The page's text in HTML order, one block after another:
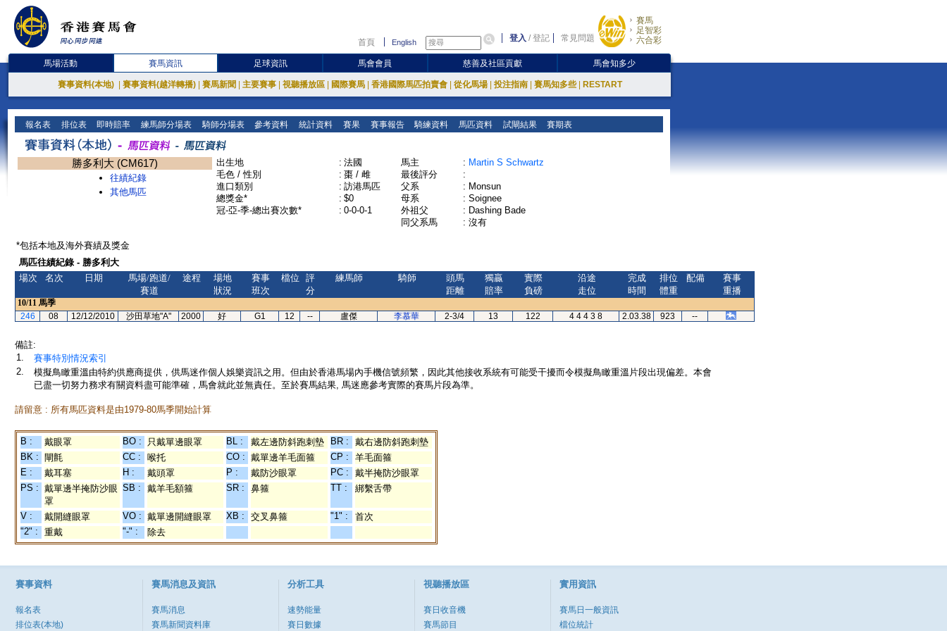
首頁 English 登入 /登記 常見問題
賽馬
足智彩
六合彩
馬場活動 賽馬資訊 足球資訊 馬會會員 慈善及社區貢獻 馬會知多少
賽事資料(本地) 賽事資料(越洋轉播) 賽馬新聞 主要賽事 視聽播放區 國際賽馬 香港國際馬匹拍賣會 從化馬場 投注指南 賽馬知多些 RESTART
報名表 排位表 即時賠率 練馬師分場表 騎師分場表 參考資料 統計資料 賽果 賽事報告 騎練資料 馬匹資料 試閘結果 賽期表
勝多利大 (CM617)
往績紀錄
其他馬匹
出生地 : 法國
毛色 / 性別
: 棗 / 雌
進口類別
: 訪港馬匹
總獎金*
: $0
冠-亞-季-總出賽次數*
: 0-0-0-1
馬主 : Martin S Schwartz
最後評分
:
父系
: Monsun
母系
: Soignee
外祖父
: Dashing Bade
同父系馬
: 沒有
*包括本地及海外賽績及獎金
馬匹往績紀錄 - 勝多利大
場次
名次 日期
馬場/跑道/
賽道
途程
場地
狀況
賽事
班次
檔位
評
分
練馬師 騎師
頭馬
距離
獨贏
賠率
實際
負磅
沿途
走位
完成
時間
排位
體重
配備
賽事
重播
10/11 馬季
246
08 12/12/2010 沙田草地"A" 2000 好 G1 12 -- 盧傑 李慕華 2-3/4 13 122 4 4 4 3 8 2.03.38 923 --
備註:
1.
賽事特別情況索引
2.
模擬鳥瞰重溫由特約供應商提供，供馬迷作個人娛樂資訊之用。但由於香港馬場內手機信號頻繁，因此其他接收系統有可能受干擾而令模擬鳥瞰重溫片段出現偏差。本會
已盡一切努力務求有關資料盡可能準確，馬會就此並無責任。至於賽馬結果, 馬迷應參考實際的賽馬片段為準。
請留意 : 所有馬匹資料是由1979-80馬季開始計算
B : 戴眼罩 BO : 只戴單邊眼罩 BL : 戴左邊防斜跑刺墊 BR :
戴右邊防斜跑刺墊
BK :
閘氈 CC : 喉托 CO : 戴單邊羊毛面箍 CP :
羊毛面箍
E :
戴耳塞 H : 戴頭罩 P : 戴防沙眼罩 PC :
戴半掩防沙眼罩
PS : 戴單邊半掩防沙眼
罩
SB : 戴羊毛額箍 SR : 鼻箍 TT : 綁繫舌帶
V : 戴開縫眼罩 VO : 戴單邊開縫眼罩 XB : 交叉鼻箍 "1" :
首次
"2" :
重戴 "-" : 除去
賽事資料
報名表
排位表(本地)
賽馬消息及資訊
賽馬消息
賽馬新聞資料庫
分析工具
速勢能量
賽日數據
視聽播放區
賽日收音機
賽馬節目
實用資訊
賽馬日一般資訊
檔位統計